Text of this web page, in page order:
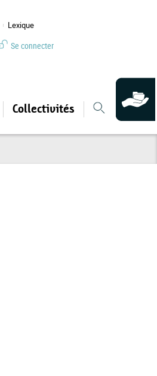
Lexique
Se connecter
Collectivités